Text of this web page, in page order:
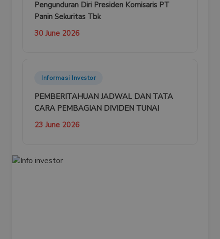
Pengunduran Diri Presiden Komisaris PT
Panin Sekuritas Tbk
30 June 2026
Informasi Investor
PEMBERITAHUAN JADWAL DAN TATA
CARA PEMBAGIAN DIVIDEN TUNAI
23 June 2026